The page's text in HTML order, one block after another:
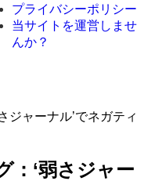
プライバシーポリシー
当サイトを運営しませ
んか？
ジャーナル’でネガティ
：‘弱さジャー